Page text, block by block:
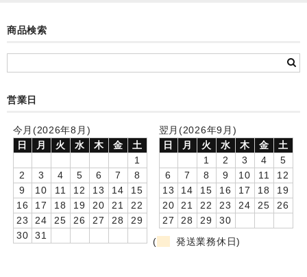
メロディ時計(個別)
知育時計
自作オリジナル時計
卒園DVDアルバム
園や先生への贈り物
卒業記念品
商品検索
営業日
今月(2026年8月)
日
月 火 水 木 金
土
1
2
3 4 5 6 7
8
9
10 11 12 13 14
15
16
17 18 19 20 21
22
23
24 25 26 27 28
29
30
31
翌月(2026年9月)
日
月 火 水 木 金
土
1
2 3 4
5
6
7 8 9 10 11
12
13
14 15 16 17 18
19
20
21 22 23 24 25
26
27
28 29
30
(
発送業務休日)